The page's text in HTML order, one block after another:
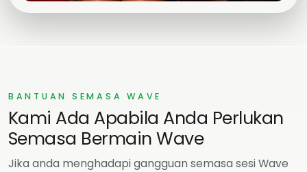
BANTUAN SEMASA WAVE
Kami Ada Apabila Anda Perlukan
Semasa Bermain Wave
Jika anda menghadapi gangguan semasa sesi Wave